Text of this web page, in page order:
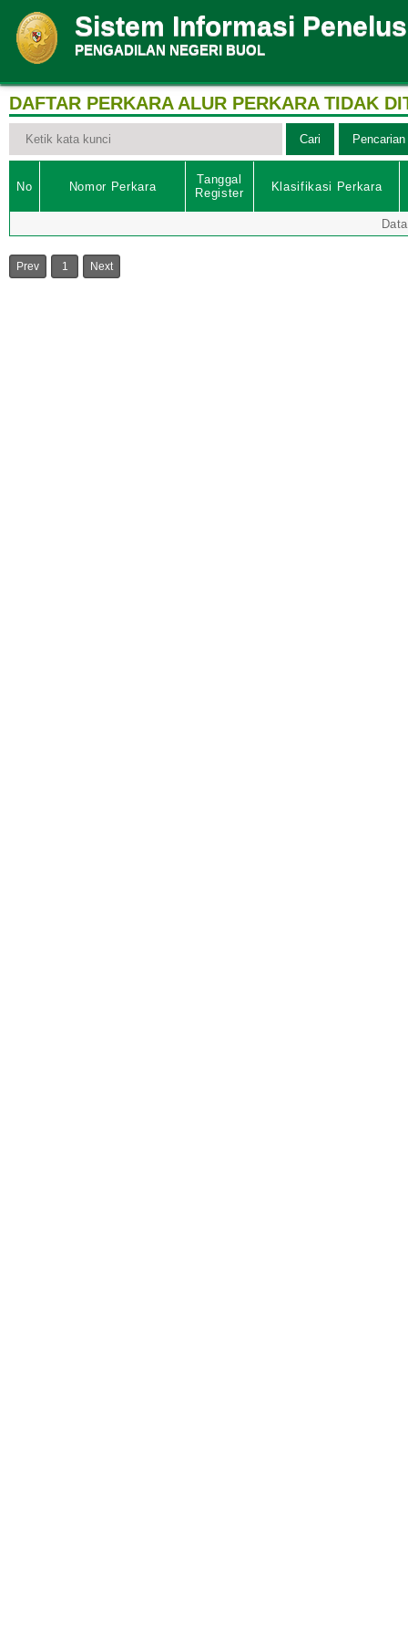
Sistem Informasi
PENGADILAN NEGERI BUOL
DAFTAR PERKARA ALUR PERKARA TIDAK
No Nomor Perkara
Tanggal
Register
Klasifikasi Perkara
Prev 1 Next